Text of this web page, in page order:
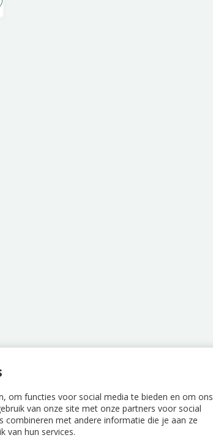
om functies voor social media te bieden en om ons
van onze site met onze partners voor social
combineren met andere informatie die je aan ze
van hun services.